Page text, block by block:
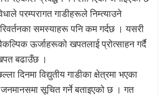
परम्परागत गाडीहरूले निम्त्याउने
समस्याहरू पनि कम गर्दछ । यसरी
ऊर्जाहरूको खपतलाई प्रोत्साहन गर्दै
बढाउँछ ।
दिनमा विद्युतीय गाडीका क्षेत्रमा भएका
जनमानसमा सूचित गर्ने बताइएको छ । गत